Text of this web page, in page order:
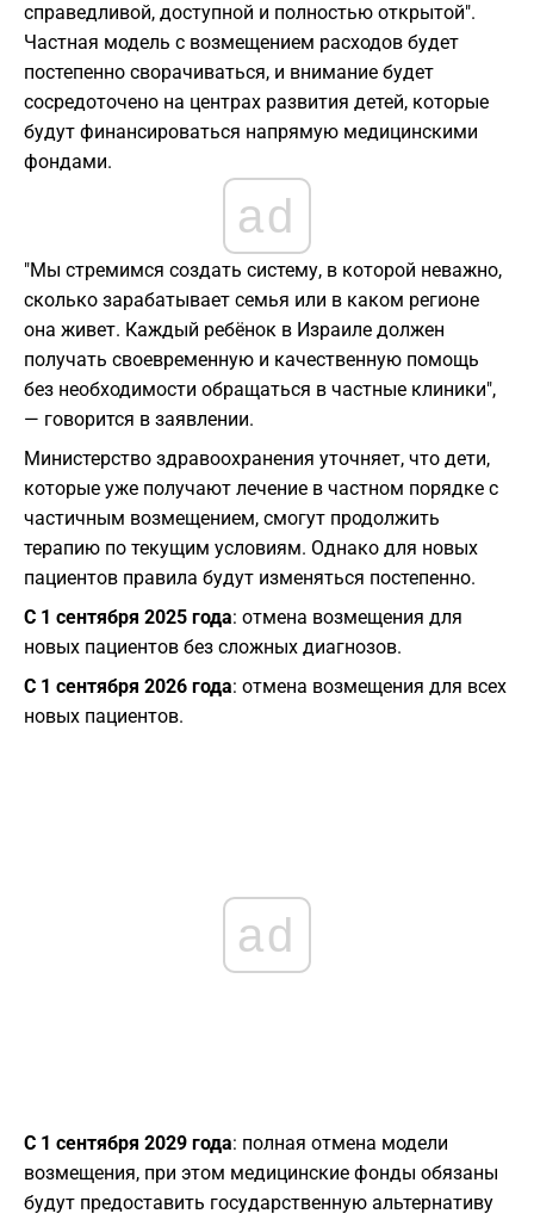
справедливой, доступной и полностью открытой".
Частная модель с возмещением расходов будет
постепенно сворачиваться, и внимание будет
сосредоточено на центрах развития детей, которые
будут финансироваться напрямую медицинскими
фондами.
ad
"Мы стремимся создать систему, в которой неважно,
сколько зарабатывает семья или в каком регионе
она живет. Каждый ребёнок в Израиле должен
получать своевременную и качественную помощь
без необходимости обращаться в частные клиники",
— говорится в заявлении.
Министерство здравоохранения уточняет, что дети,
которые уже получают лечение в частном порядке с
частичным возмещением, смогут продолжить
терапию по текущим условиям. Однако для новых
пациентов правила будут изменяться постепенно.
С 1 сентября 2025 года: отмена возмещения для
новых пациентов без сложных диагнозов.
С 1 сентября 2026 года: отмена возмещения для всех
новых пациентов.
ad
С 1 сентября 2029 года: полная отмена модели
возмещения, при этом медицинские фонды обязаны
будут предоставить государственную альтернативу